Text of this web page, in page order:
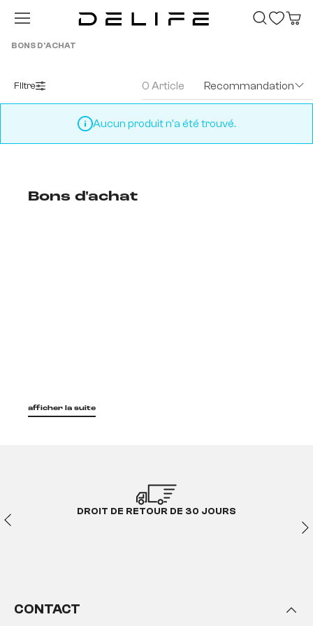
Passer au contenu principal
BONS D'ACHAT
Filtre 0 Article Recommandation
Aucun produit n'a été trouvé.
Bons d'achat
afficher la suite
DROIT DE RETOUR DE 30 JOURS
CONTACT